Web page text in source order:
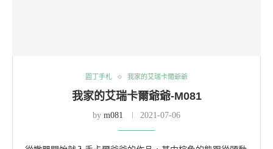
園丁手札 我家的艾瑞卡爾爺爺
我家的艾瑞卡爾爺爺-M081
by m081 2021-07-06